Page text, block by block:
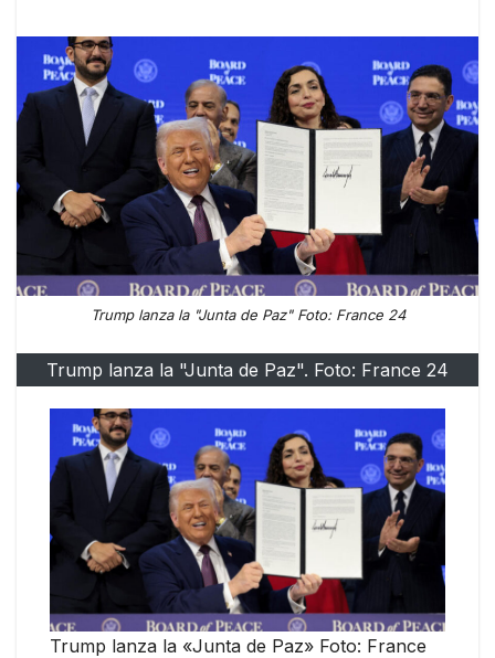
Trump lanza la "Junta de Paz" Foto: France 24
Trump lanza la "Junta de Paz". Foto: France 24
Trump lanza la «Junta de Paz» Foto: France